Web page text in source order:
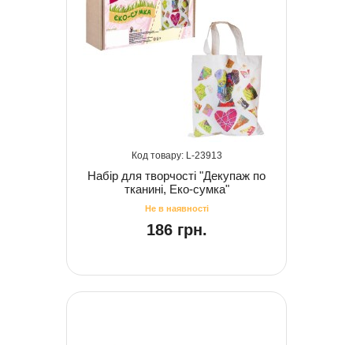
23913
Набір для творчості "Декупаж по
тканині, Еко-сумка"
186 грн.